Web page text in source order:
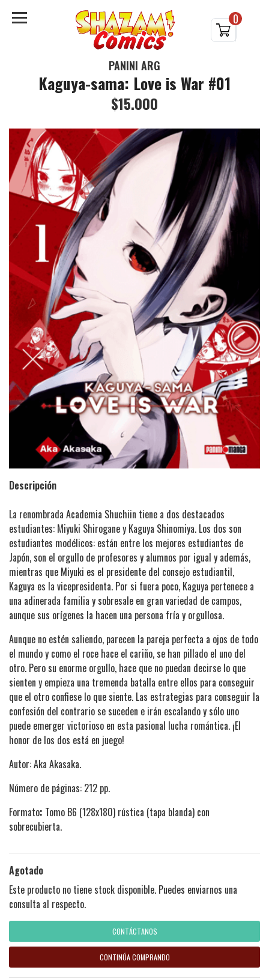
0
PANINI ARG
Kaguya-sama: Love is War #01
$15.000
Descripción
La renombrada Academia Shuchiin tiene a dos destacados
estudiantes: Miyuki Shirogane y Kaguya Shinomiya. Los dos son
estudiantes modélicos: están entre los mejores estudiantes de
Japón, son el orgullo de profesores y alumnos por igual y además,
mientras que Miyuki es el presidente del consejo estudiantil,
Kaguya es la vicepresidenta. Por si fuera poco, Kaguya pertenece a
una adinerada familia y sobresale en gran variedad de campos,
aunque sus orígenes la hacen una persona fría y orgullosa.
Aunque no estén saliendo, parecen la pareja perfecta a ojos de todo
el mundo y como el roce hace el cariño, se han pillado el uno del
otro. Pero su enorme orgullo, hace que no puedan decirse lo que
sienten y empieza una tremenda batalla entre ellos para conseguir
que el otro confiese lo que siente. Las estrategias para conseguir la
confesión del contrario se suceden e irán escalando y sólo uno
puede emerger victorioso en esta pasional lucha romántica. ¡El
honor de los dos está en juego!
Autor: Aka Akasaka.
Número de páginas: 212 pp.
Formato: Tomo B6 (128x180) rústica (tapa blanda) con
sobrecubierta.
Agotado
Este producto no tiene stock disponible. Puedes enviarnos una
consulta al respecto.
CONTÁCTANOS
CONTINÚA COMPRANDO